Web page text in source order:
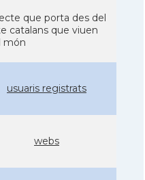
que porta des del
catalans que viuen
món
usuaris registrats
webs